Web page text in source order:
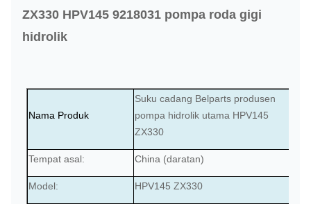
ZX330 HPV145 9218031 pompa roda gigi
hidrolik
Nama Produk
Suku cadang Belparts produsen
pompa hidrolik utama HPV145
ZX330
Tempat asal: China (daratan)
Model: HPV145 ZX330